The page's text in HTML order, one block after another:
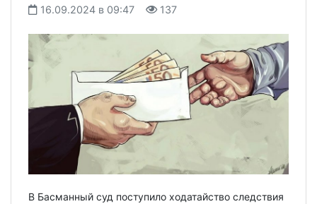
16.09.2024 в 09:47 137
В Басманный суд поступило ходатайство следствия